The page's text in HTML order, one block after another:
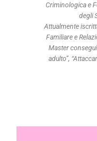
Criminologica e
degli
Attualmente
Familiare e
Master
adulto”,